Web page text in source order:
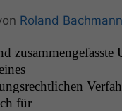
Roland Bachmann
zusam­menge­fasste
für